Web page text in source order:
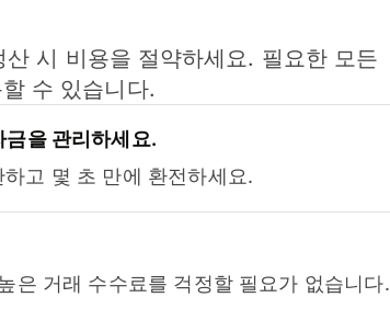
시 비용을 절약하세요. 필요한 모든
수 있습니다.
금을 관리하세요.
고 몇 초 만에 환전하세요.
은 거래 수수료를 걱정할 필요가 없습니다.